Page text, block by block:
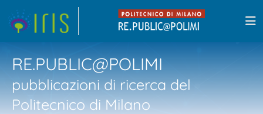
RE.PUBLIC@POLIMI
pubblicazioni di ricerca del
Politecnico di Milano